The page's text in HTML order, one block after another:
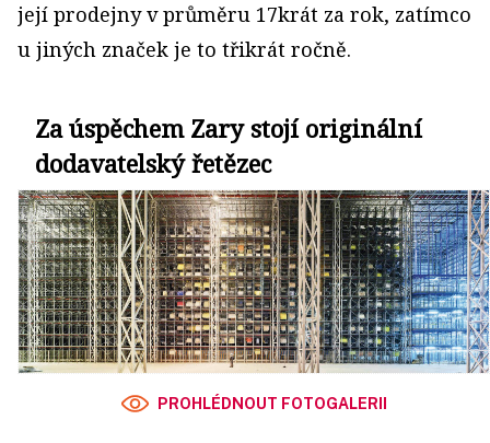
její prodejny v průměru 17krát za rok, zatímco
u jiných značek je to třikrát ročně.
Za úspěchem Zary stojí originální
dodavatelský řetězec
PROHLÉDNOUT FOTOGALERII